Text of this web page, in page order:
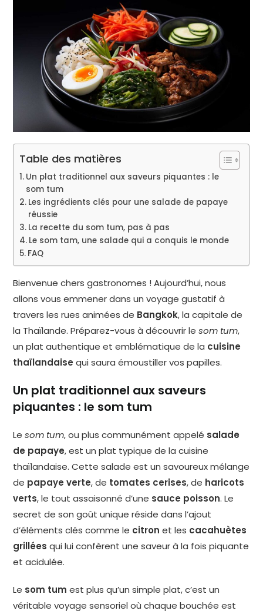
Table des matières
Un plat traditionnel aux saveurs piquantes : le
som tum
Les ingrédients clés pour une salade de papaye
réussie
La recette du som tum, pas à pas
Le som tam, une salade qui a conquis le monde
FAQ
Bienvenue chers gastronomes ! Aujourd’hui, nous
allons vous emmener dans un voyage gustatif à
travers les rues animées de Bangkok, la capitale de
la Thaïlande. Préparez-vous à découvrir lesom tum,
un plat authentique et emblématique de la cuisine
thaïlandaise qui saura émoustiller vos papilles.
Un plat traditionnel aux saveurs
piquantes : le som tum
Lesom tum, ou plus communément appelé salade
de papaye, est un plat typique de la cuisine
thaïlandaise. Cette salade est un savoureux mélange
de papaye verte, de tomates cerises, de haricots
verts, le tout assaisonné d’une sauce poisson. Le
secret de son goût unique réside dans l’ajout
d’éléments clés comme le citron et les cacahuètes
grillées qui lui confèrent une saveur à la fois piquante
et acidulée.
Le som tum est plus qu’un simple plat, c’est un
véritable voyage sensoriel où chaque bouchée est